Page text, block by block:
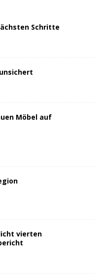
Schritte
Möbel auf
vierten